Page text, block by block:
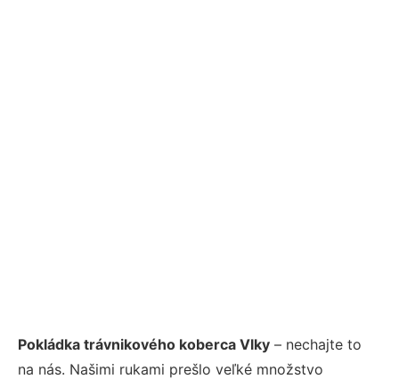
Pokládka trávnikového koberca Vlky – nechajte to
na nás. Našimi rukami prešlo veľké množstvo